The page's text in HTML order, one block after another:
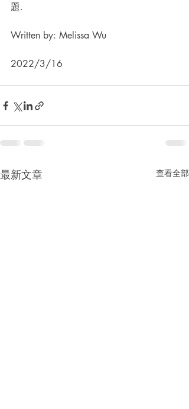
題.
Written by: Melissa Wu
2022/3/16
最新文章 查看全部